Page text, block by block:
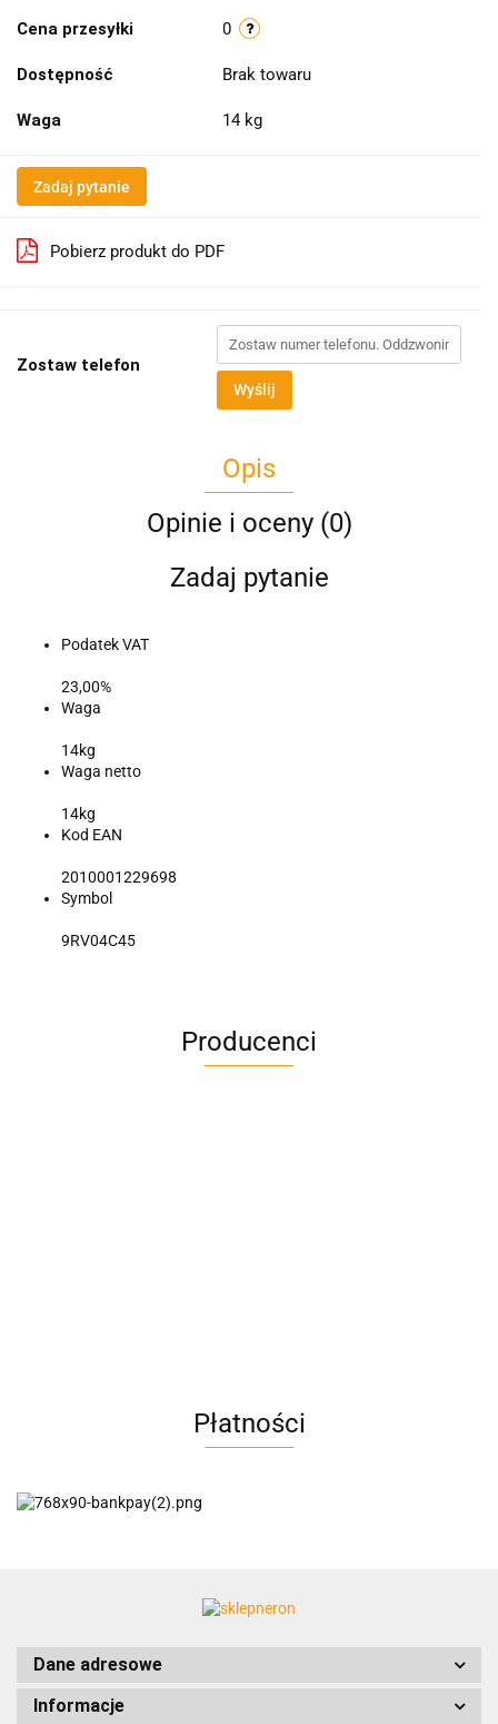
Cena przesyłki 0
Dostępność Brak towaru
Waga 14 kg
Zadaj pytanie
Pobierz produkt do PDF
Zostaw telefon
Wyślij
Opis
Opinie i oceny (0)
Zadaj pytanie
Podatek VAT
23,00%
Waga
14kg
Waga netto
14kg
Kod EAN
2010001229698
Symbol
9RV04C45
Producenci
AC EasyLine
Płatności
Dane adresowe
Informacje